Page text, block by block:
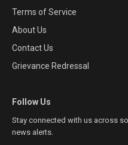
Terms of Service
About Us
Contact Us
Grievance Redressal
Follow Us
Stay connected with us across
news alerts.